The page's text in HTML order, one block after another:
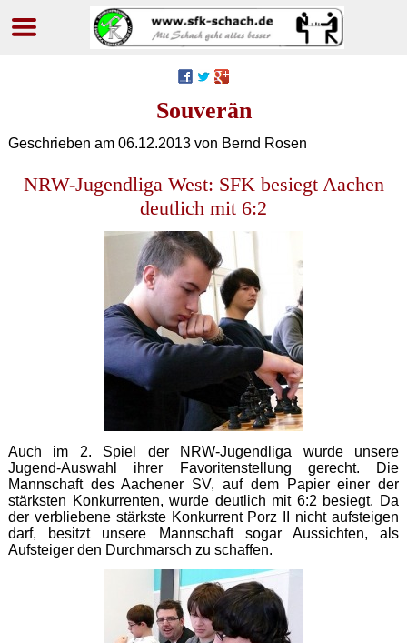
Souverän
Geschrieben am 06.12.2013von Bernd Rosen
NRW-Jugendliga West: SFK besiegt Aachen
deutlich mit 6:2
Auch im 2. Spiel der NRW-Jugendliga wurde unsere
Jugend-Auswahl ihrer Favoritenstellung gerecht. Die
Mannschaft des Aachener SV, auf dem Papier einer der
stärksten Konkurrenten, wurde deutlich mit 6:2 besiegt. Da
der verbliebene stärkste Konkurrent Porz II nicht aufsteigen
darf, besitzt unsere Mannschaft sogar Aussichten, als
Aufsteiger den Durchmarsch zu schaffen.